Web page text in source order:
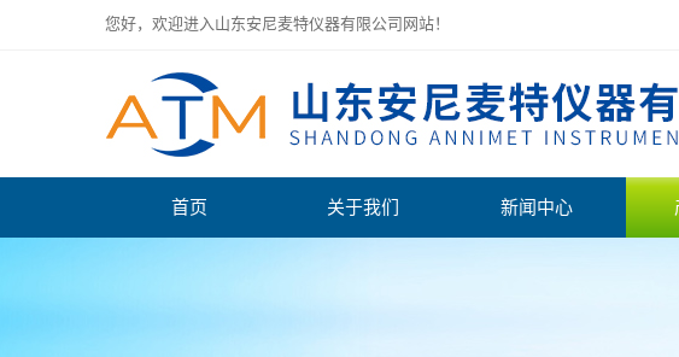
您好，欢迎进入山东安尼麦特仪器有限公司网站！
首页 关于我们 新闻中心